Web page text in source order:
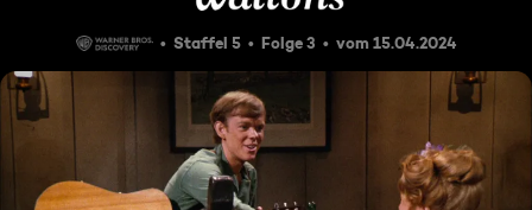
Staffel 5 Folge 3 vom 15.04.2024